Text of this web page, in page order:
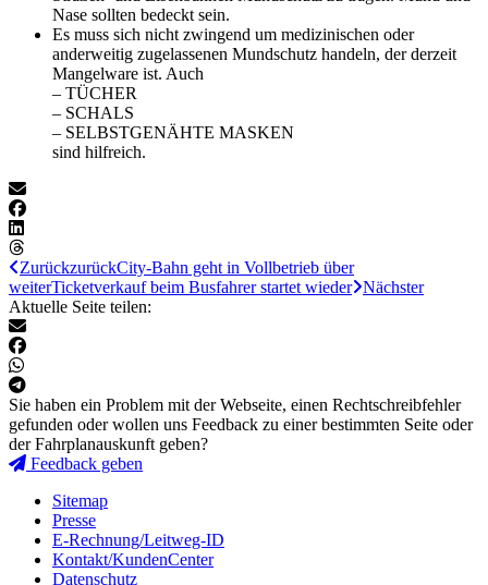
Nase sollten bedeckt sein.
Es muss sich nicht zwingend um medizinischen oder
anderweitig zugelassenen Mundschutz handeln, der derzeit
Mangelware ist. Auch
– TÜCHER
– SCHALS
– SELBSTGENÄHTE MASKEN
sind hilfreich.
ZurückzurückCity-Bahn geht in Vollbetrieb über
weiterTicketverkauf beim Busfahrer startet wieder Nächster
Aktuelle Seite teilen:
Sie haben ein Problem mit der Webseite, einen Rechtschreibfehler
gefunden oder wollen uns Feedback zu einer bestimmten Seite oder
der Fahrplanauskunft geben?
Feedback geben
Sitemap
Presse
E-Rechnung/Leitweg-ID
Kontakt/KundenCenter
Datenschutz